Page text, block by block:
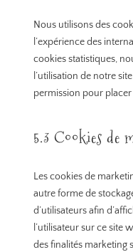
Nous utilisons des
l’expérience des
cookies statistiques,
l’utilisation de notre
permission pour
5.3 Cookies de
Les cookies de
autre forme de
d’utilisateurs afin
l’utilisateur sur ce site
des finalités marketing